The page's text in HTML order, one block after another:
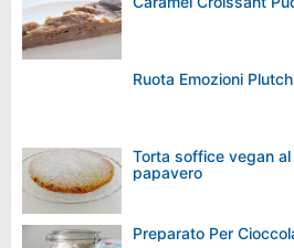
Ruota Emozioni
Torta soffice vegan
papavero
Preparato Per